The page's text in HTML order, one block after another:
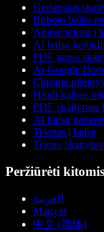
Geriausios
Roboto balso
Anime teksto į
AI balso
PDF garso
Ar Google
Chrome
Hindi kalbos
PDF skaitymas
AI balsų
Tekstas į balsą
Teksto
Peržiūrėti
العربية
Magyar
中文 (简体)